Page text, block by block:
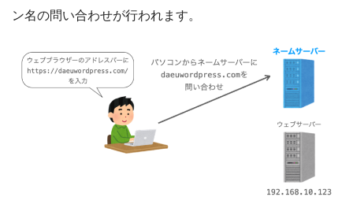
ン名の問い合わせが行われます。